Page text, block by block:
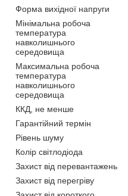
Форма вихідної напруги
Мінімальна робоча
температура
навколишнього
середовища
Максимальна робоча
температура
навколишнього
середовища
ККД, не менше
Гарантійний термін
Рівень шуму
Колір світлодіода
Захист від перевантажень
Захист від перегріву